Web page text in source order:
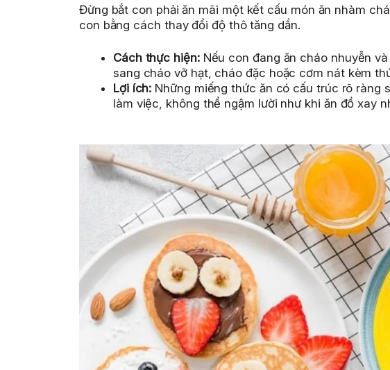
Đừng bắt con phải ăn mãi một kết cấu món ăn nhàm
con bằng cách thay đổi độ thô tăng dần.
Cách thực hiện:Nếu con đang ăn cháo nhuyễn
sang cháo vỡ hạt, cháo đặc hoặc cơm nát kèm
Lợi ích: Những miếng thức ăn có cấu trúc rõ ràng
làm việc, không thể ngậm lười như khi ăn đồ xay